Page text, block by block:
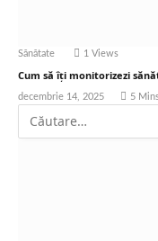
Sănătate 1 Views
Cum să îți monitorizezi
decembrie 14, 2025 5